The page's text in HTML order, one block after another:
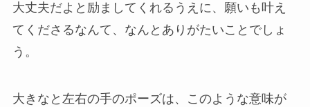
大丈夫だよと励ましてくれるうえに、願いも叶え
てくださるなんて、なんとありがたいことでしょ
う。
大きなと左右の手のポーズは、このような意味が